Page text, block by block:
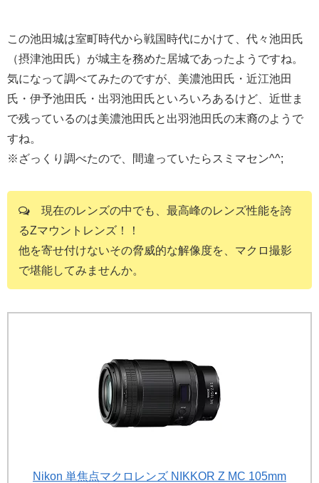
この池田城は室町時代から戦国時代にかけて、代々池田氏
（摂津池田氏）が城主を務めた居城であったようですね。
気になって調べてみたのですが、美濃池田氏・近江池田
氏・伊予池田氏・出羽池田氏といろいろあるけど、近世ま
で残っているのは美濃池田氏と出羽池田氏の末裔のようで
すね。
※ざっくり調べたので、間違っていたらスミマセン^^;
現在のレンズの中でも、最高峰のレンズ性能を誇
るZマウントレンズ！！
他を寄せ付けないその脅威的な解像度を、マクロ撮影
で堪能してみませんか。
Nikon 単焦点マクロレンズ NIKKOR Z MC 105mm